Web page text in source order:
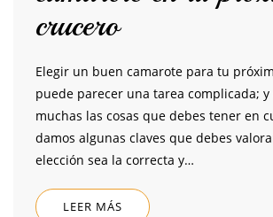
crucero
Elegir un buen camarote para tu
puede parecer una tarea complicada; y
muchas las cosas que debes tener en
damos algunas claves que debes
elección sea la correcta y…
LEER MÁS